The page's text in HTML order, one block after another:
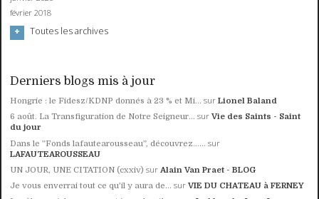
février 2018
Toutes les archives
Derniers blogs mis à jour
Hongrie : le Fidesz/KDNP donnés à 23 % et Mi... surLionel Baland
6 août. La Transfiguration de Notre Seigneur... surVie des Saints - Saint
du jour
Dans le ”Fonds lafautearousseau”, découvrez...... sur
LAFAUTEAROUSSEAU
UN JOUR, UNE CITATION (cxxiv) sur Alain Van Praet - BLOG
Je vous enverrai tout ce qu’il y aura de... surVIE DU CHATEAU à FERNEY